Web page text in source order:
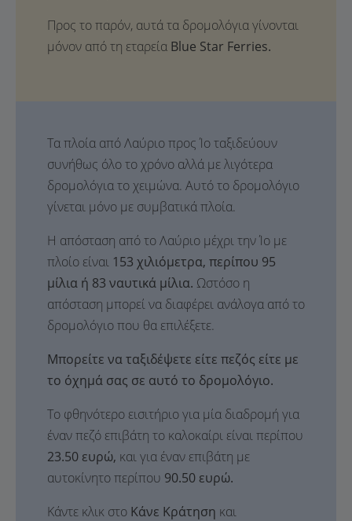
Προς το παρόν, αυτά τα δρομολόγια γίνονται
μόνον από τη εταρεία Blue Star Ferries.
Τα πλοία από Λαύριο προς Ίο ταξιδεύουν
συνήθως όλο το χρόνο αλλά με λιγότερα
δρομολόγια το χειμώνα. Αυτό το δρομολόγιο
γίνεται μόνο με συμβατικά πλοία.
Η απόσταση από το Λαύριο μέχρι την Ίο με
πλοίο είναι 153 χιλιόμετρα, περίπου 95
μίλια ή 83 ναυτικά μίλια. Ωστόσο η
απόσταση μπορεί να διαφέρει ανάλογα από το
δρομολόγιο που θα επιλέξετε.
Μπορείτε να ταξιδέψετε είτε πεζός είτε με
το όχημά σας σε αυτό το δρομολόγιο.
Το φθηνότερο εισιτήριο για μία διαδρομή για
έναν πεζό επιβάτη το καλοκαίρι είναι περίπου
23.50 ευρώ, και για έναν επιβάτη με
αυτοκίνητο περίπου 90.50 ευρώ.
Κάντε κλικ στο Κάνε Κράτηση και